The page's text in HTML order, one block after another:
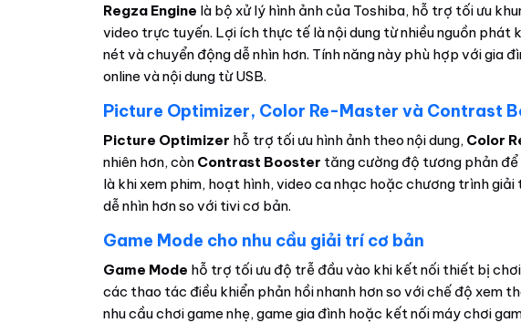
Regza Engine là bộ xử lý hình ảnh của Toshiba, hỗ trợ tối ưu
video trực tuyến. Lợi ích thực tế là nội dung từ nhiều nguồn phát
nét và chuyển động dễ nhìn hơn. Tính năng này phù hợp với gia
online và nội dung từ USB.
Picture Optimizer, Color Re-Master và Contrast
Picture Optimizer hỗ trợ tối ưu hình ảnh theo nội dung, Color
nhiên hơn, còn Contrast Booster tăng cường độ tương phản để
là khi xem phim, hoạt hình, video ca nhạc hoặc chương trình
dễ nhìn hơn so với tivi cơ bản.
Game Mode cho nhu cầu giải trí cơ bản
Game Mode hỗ trợ tối ưu độ trễ đầu vào khi kết nối thiết bị
các thao tác điều khiển phản hồi nhanh hơn so với chế độ xem
nhu cầu chơi game nhẹ, game gia đình hoặc kết nối máy chơi